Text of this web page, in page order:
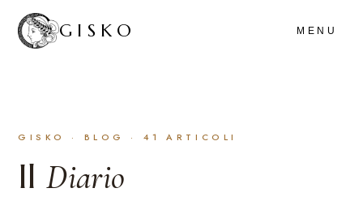
GISKO MENU
GISKO · BLOG · 41 ARTICOLI
IlDiario